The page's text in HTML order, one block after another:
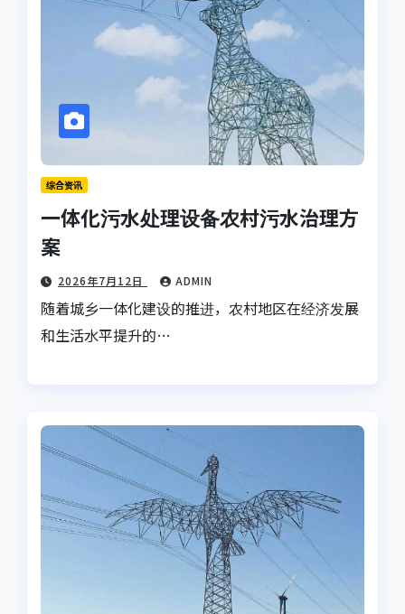
综合资讯
一体化污水处理设备农村污水治理方
案
2026年7月12日 ADMIN
随着城乡一体化建设的推进，农村地区在经济发展
和生活水平提升的…